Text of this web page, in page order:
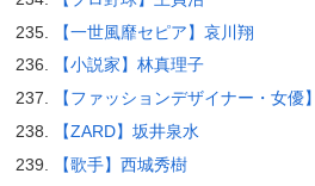
【一世風靡セピア】哀川翔
【小説家】林真理子
【ファッションデザイナー・女優
【ZARD】坂井泉水
【歌手】西城秀樹